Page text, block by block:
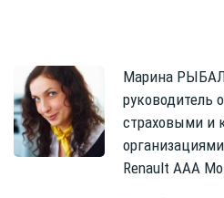
Марина
руководитель
страховыми и
Renault ААА